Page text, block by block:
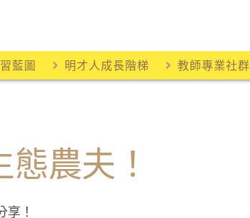
藍圖 明才人成長階梯 教師專業社群
農夫！
！